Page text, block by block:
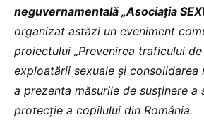
neguvernamentală „Asociația
organizat astăzi un eveniment
proiectului „Prevenirea traficului
exploatării sexuale și consolidarea
a prezenta măsurile de susținere a
protecție a copilului din România.